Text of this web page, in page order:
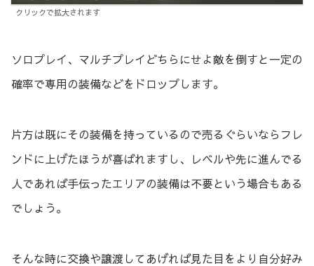
クリックで拡大されます
ソロプレイ、マルチプレイどちらにせよ敵を倒すと一定の
確率で専用の装備などをドロップします。
片方は既にその装備を持っているので売るぐらいならフレ
ンドに上げたほうが喜ばれますし、レベルや先に進んでる
人であれば手伝ったエリアの装備は不要という場合もある
でしょう。
そんな時に交換や譲渡してあげれば見た目をより自分好み